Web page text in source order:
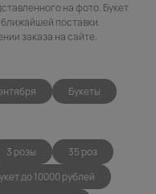
на фото. Букет
поставки.
заказа на сайте.
Букеты
3 розы
35 роз
до 10000 рублей